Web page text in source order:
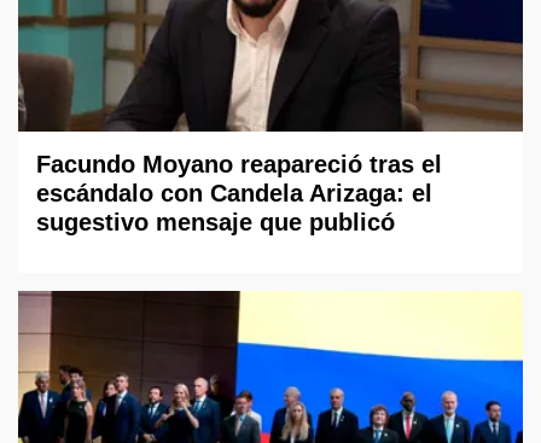
Facundo Moyano reapareció tras el
escándalo con Candela Arizaga: el
sugestivo mensaje que publicó